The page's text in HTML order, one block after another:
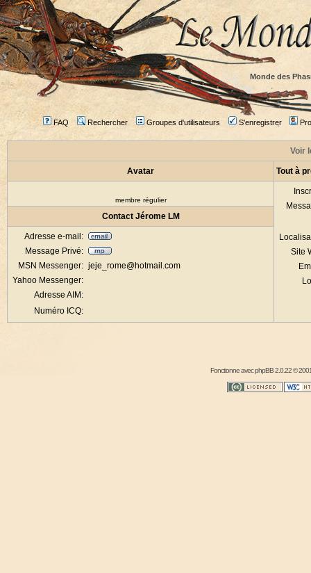
Monde des
FAQ Rechercher Groupes d'utilisateurs S'enregistrer
Voir
Avatar Tout à
membre régulier
Site
Contact Jérome LM
Adresse e-mail:
Message Privé:
MSN Messenger: jeje_rome@hotmail.com
Yahoo Messenger:
Adresse AIM:
Numéro ICQ:
Fonctionne avecphpBB2.0.22 ©